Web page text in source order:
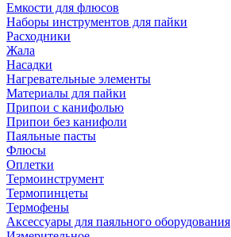
Емкости для флюсов
Наборы инструментов для пайки
Расходники
Жала
Насадки
Нагревательные элементы
Материалы для пайки
Припои с канифолью
Припои без канифоли
Паяльные пасты
Флюсы
Оплетки
Термоинструмент
Термопинцеты
Термофены
Аксессуары для паяльного оборудования